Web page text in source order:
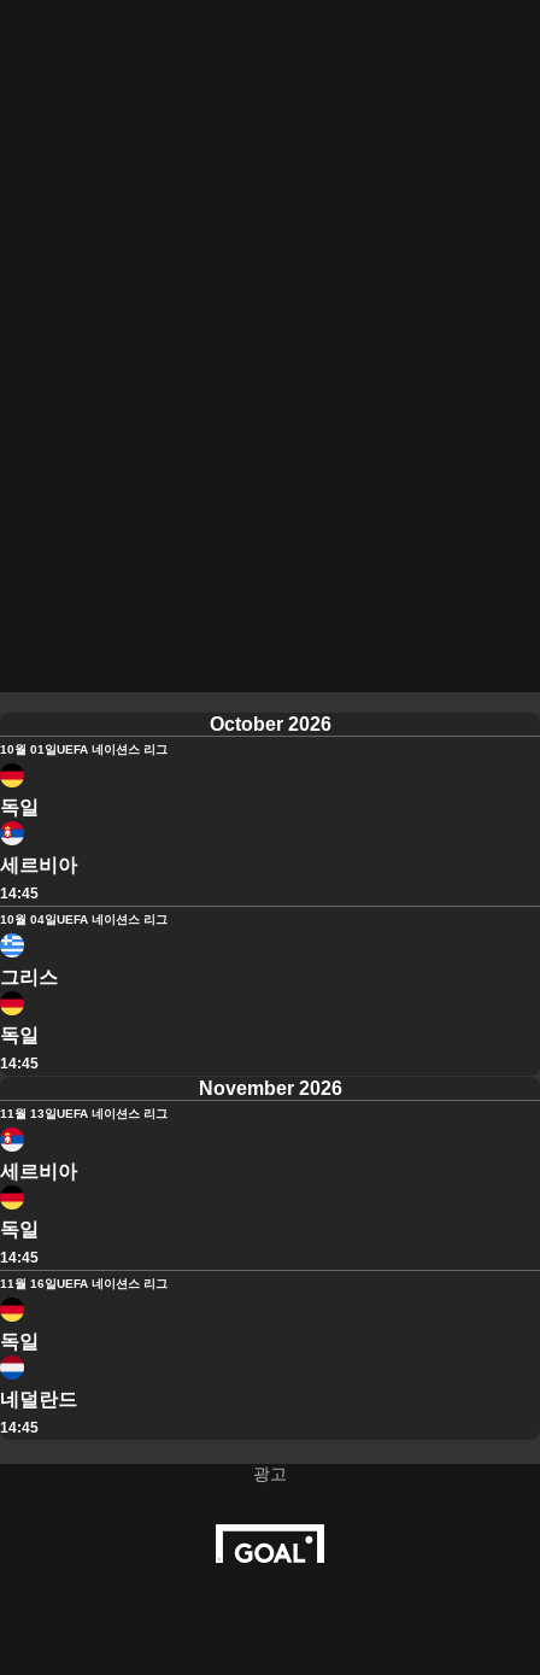
October 2026
10월 01일UEFA 네이션스 리그
독일
세르비아
14:45
10월 04일UEFA 네이션스 리그
그리스
독일
14:45
November 2026
11월 13일UEFA 네이션스 리그
세르비아
독일
14:45
11월 16일UEFA 네이션스 리그
독일
네덜란드
14:45